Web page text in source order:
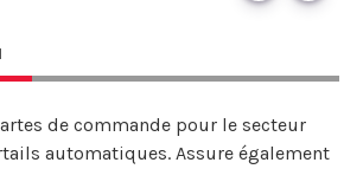
de commande pour le secteur
automatiques. Assure également